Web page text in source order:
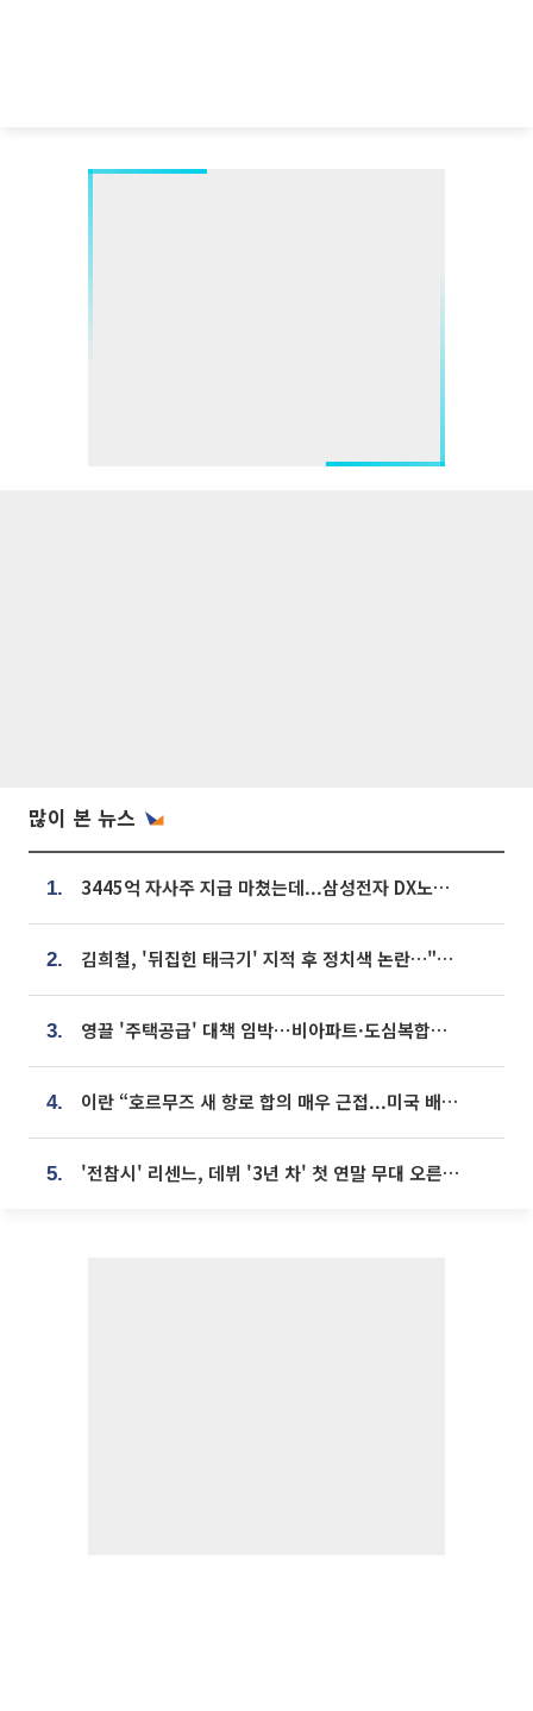
많이 본 뉴스
1. 3445억 자사주 지급 마쳤는데...삼성전자 DX노조, 뒤늦은 '떼쓰기 집회'
2. 김희철, '뒤집힌 태극기' 지적 후 정치색 논란…"좌우 떠나 우리나라 국기"
3. 영끌 '주택공급' 대책 임박⋯비아파트·도심복합까지 총동원
4. 이란 “호르무즈 새 항로 합의 매우 근접...미국 배상 먼저”
5. '전참시' 리센느, 데뷔 '3년 차' 첫 연말 무대 오른다⋯"그동안 섭외 안 와"